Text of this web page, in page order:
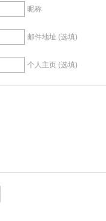
昵称
邮件地址 (选填)
个人主页 (选填)